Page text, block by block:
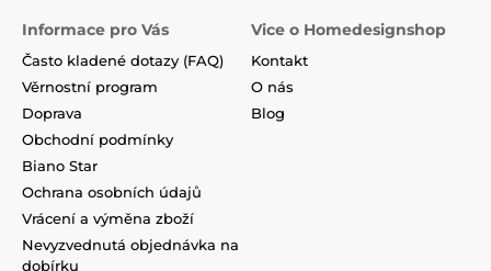
Informace pro Vás
Často kladené dotazy (FAQ)
Věrnostní program
Doprava
Obchodní podmínky
Biano Star
Ochrana osobních údajů
Vrácení a výměna zboží
Nevyzvednutá objednávka na
dobírku
Vice o Homedesignshop
Kontakt
O nás
Blog